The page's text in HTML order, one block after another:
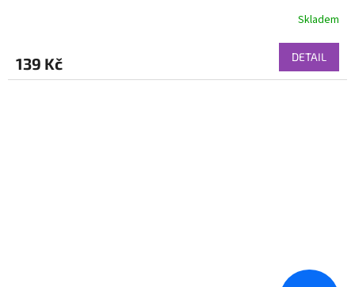
Skladem
139 Kč DETAIL